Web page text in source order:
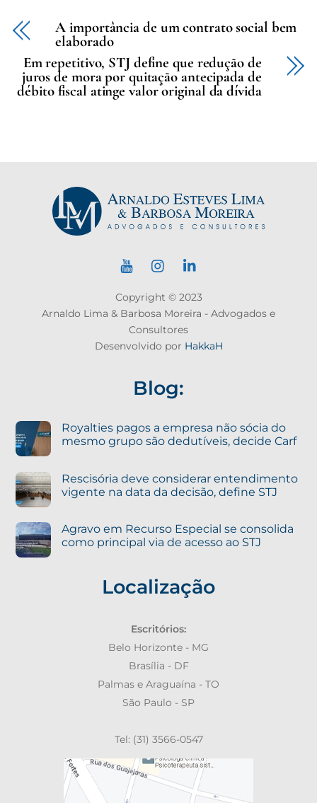
A importância de um contrato social bem
elaborado
Em repetitivo, STJ define que redução de
juros de mora por quitação antecipada de
débito fiscal atinge valor original da dívida
Copyright © 2023
Arnaldo Lima & Barbosa Moreira - Advogados e
Consultores
Desenvolvido por HakkaH
Blog:
Royalties pagos a empresa não sócia do
mesmo grupo são dedutíveis, decide Carf
Rescisória deve considerar entendimento
vigente na data da decisão, define STJ
Agravo em Recurso Especial se consolida
como principal via de acesso ao STJ
Localização
Escritórios:
Belo Horizonte - MG
Brasília - DF
Palmas e Araguaína - TO
São Paulo - SP
Tel: (31) 3566-0547